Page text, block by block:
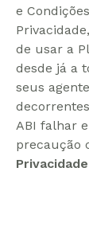
e
de usar a
desde já a
seus
ABI falhar
precaução
Privacidade